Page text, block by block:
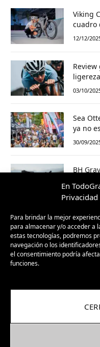
En
Privacidad
Para brindar la mejor
para almacenar y/o acceder a
estas tecnologías, podremos
navegación o los
el consentimiento podría
funciones.
Viking
cuadro
12/12/
03/10/
Sea
ya no
30/09/
BH
23/09/2025